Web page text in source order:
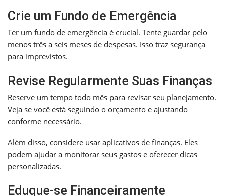
Crie um Fundo de Emergência
Ter um fundo de emergência é crucial. Tente guardar pelo
menos três a seis meses de despesas. Isso traz segurança
para imprevistos.
Revise Regularmente Suas Finanças
Reserve um tempo todo mês para revisar seu planejamento.
Veja se você está seguindo o orçamento e ajustando
conforme necessário.
Além disso, considere usar aplicativos de finanças. Eles
podem ajudar a monitorar seus gastos e oferecer dicas
personalizadas.
Eduque-se Financeiramente